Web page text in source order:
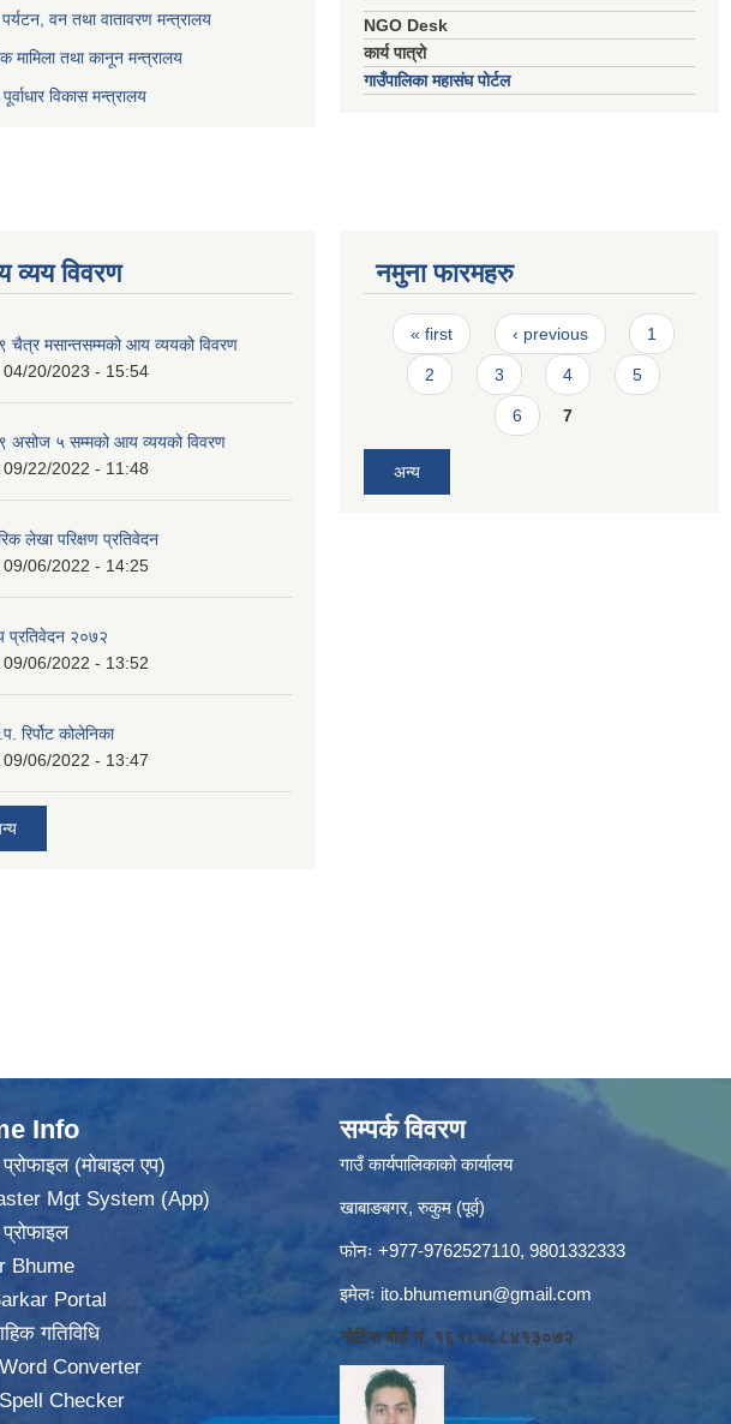
पर्यटन, वन तथा वातावरण मन्त्रालय
मामिला तथा कानून मन्त्रालय
विकास मन्त्रालय
NGO Desk
कार्य पात्रो
गाउँपालिका महासंघ पोर्टल
व्यय विवरण
चैत्र मसान्तसम्मको आय व्ययको विवरण
04/20/2023 - 15:54
असोज ५ सम्मको आय व्ययको विवरण
09/22/2022 - 11:48
लेखा परिक्षण प्रतिवेदन
09/06/2022 - 14:25
प्रतिवेदन २०७२
09/06/2022 - 13:52
रिर्पोट कोलेनिका
09/06/2022 - 13:47
नमुना फारमहरु
Pages
« first ‹ previous 1
2 3 4 5
6 7
अन्य
Info
(मोबाइल एप)
Mgt System (App)
Bhume
Portal
गतिविधि
Converter
Checker
सम्पर्क विवरण
गाउँ कार्यपालिकाको कार्यालय
खाबाङबगर, रुकुम (पूर्व)
फोनः +977-9762527110, 9801332333
इमेलः ito.bhumemun@gmail.com
नोटिस बोर्ड नं. १६१८०८८४१३०७२